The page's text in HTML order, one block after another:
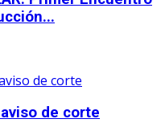
aviso de corte